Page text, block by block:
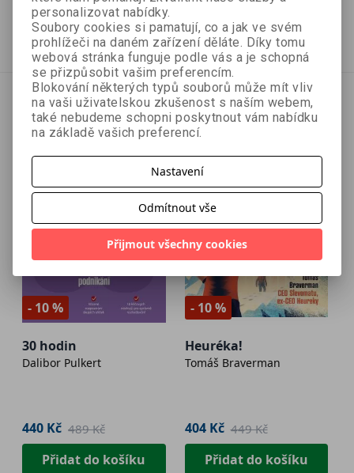
440 Kč 489 Kč
Vyprodáno
440 Kč
Přidat do košíku
- 10 %
30 hodin
Dalibor Pulkert
440 Kč 489 Kč
Přidat do košíku
- 10 %
Heuréka!
Tomáš Braverman
404 Kč 449 Kč
Přidat do košíku
personalizovat nabídky.
Soubory cookies si pamatují, co a jak ve svém
prohlížeči na daném zařízení děláte. Díky tomu
webová stránka funguje podle vás a je schopná
se přizpůsobit vašim preferencím.
Blokování některých typů souborů může mít vliv
na vaši uživatelskou zkušenost s naším webem,
také nebudeme schopni poskytnout vám nabídku
na základě vašich preferencí.
Nastavení
Odmítnout vše
Přijmout všechny cookies